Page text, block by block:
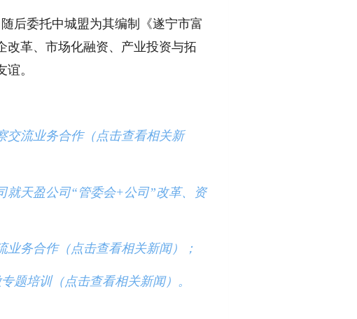
后委托中城盟为其编制《遂宁市富
改革、市场化融资、产业投资与拓
。
交流业务合作（点击查看相关新
就天盈公司“管委会+公司”改革、资
务合作（点击查看相关新闻）；
题培训（点击查看相关新闻）。